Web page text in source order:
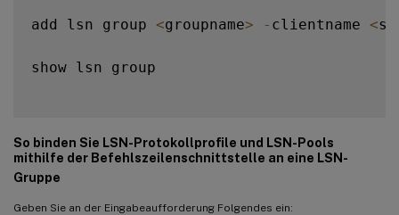
add lsn group <groupname> - clientname <
show lsn group
So binden Sie LSN-Protokollprofile und LSN-Pools
mithilfe der Befehlszeilenschnittstelle an eine LSN-
Gruppe
Geben Sie an der Eingabeaufforderung Folgendes ein: